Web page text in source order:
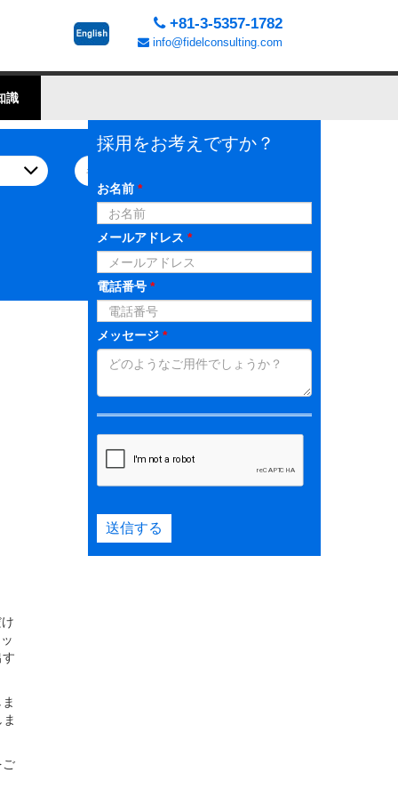
+81-3-5357-1782
info@fidelconsulting.com
識
ご
採用をお考えですか？
お名前 *
メールアドレス *
電話番号 *
メッセージ *
送信する